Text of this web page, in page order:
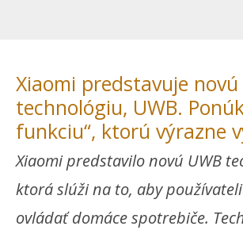
Xiaomi predstavuje novú
technológiu, UWB.
funkciu“, ktorú výrazne
Xiaomi predstavilo novú UWB
ktorá slúži na to, aby
ovládať domáce spotrebiče.